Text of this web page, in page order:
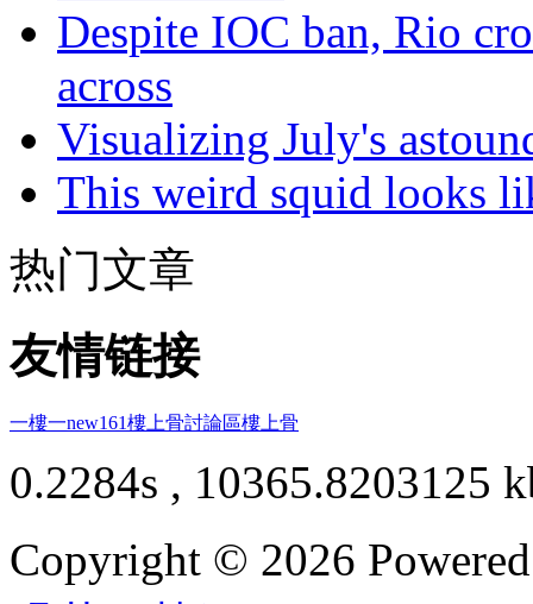
Despite IOC ban, Rio
across
Visualizing July's
This weird squid looks
热门文章
友情链接
一樓一new161樓上骨討論區樓上骨
0.2284s , 10365.8203125
Copyright © 2026